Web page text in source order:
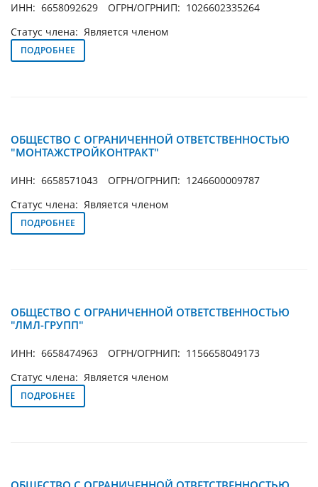
ИНН: 6658092629
ОГРН/ОГРНИП: 1026602335264
Статус члена: Является членом
ПОДРОБНЕЕ
ОБЩЕСТВО С ОГРАНИЧЕННОЙ ОТВЕТСТВЕННОСТЬЮ
"МОНТАЖСТРОЙКОНТРАКТ"
ИНН: 6658571043
ОГРН/ОГРНИП: 1246600009787
Статус члена: Является членом
ПОДРОБНЕЕ
ОБЩЕСТВО С ОГРАНИЧЕННОЙ ОТВЕТСТВЕННОСТЬЮ
"ЛМЛ-ГРУПП"
ИНН: 6658474963
ОГРН/ОГРНИП: 1156658049173
Статус члена: Является членом
ПОДРОБНЕЕ